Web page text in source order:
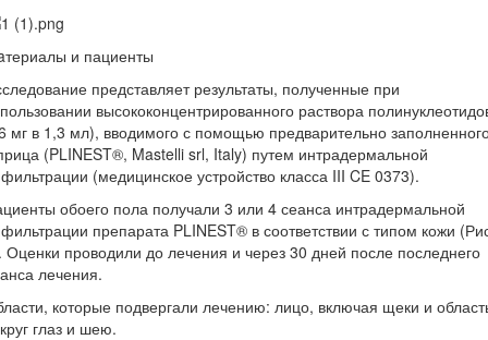
и пациенты
представляет результаты, полученные при
высококонцентрированного раствора
мг в 1,3 мл), вводимого с помощью предварительно
(PLINEST®, Mastelli srl, Italy) путем интрадермальной
(медицинское устройство класса III CE 0373).
обоего пола получали 3 или 4 сеанса интрадермальной
препарата PLINEST® в соответствии с типом кожи
Оценки проводили до лечения и через 30 дней после последнего
лечения.
которые подвергали лечению: лицо, включая щеки и
глаз и шею.